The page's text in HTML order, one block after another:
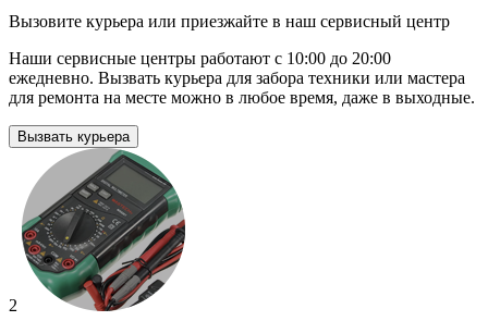
Вызовите курьера или приезжайте в наш сервисный центр
Наши сервисные центры работают с 10:00 до 20:00
ежедневно. Вызвать курьера для забора техники или мастера
для ремонта на месте можно в любое время, даже в выходные.
Вызвать курьера
2